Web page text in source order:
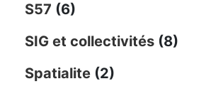
S57 (6)
SIG et collectivités (8)
Spatialite (2)